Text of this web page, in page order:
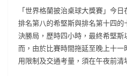
「世界格蘭披治桌球大獎賽」今
排名第八的希堅斯與排名第十四
決勝局，歷時四小時，最終希堅
而，由於比賽時間拖延至晚上十
用限制及交通考量，須在午夜前清